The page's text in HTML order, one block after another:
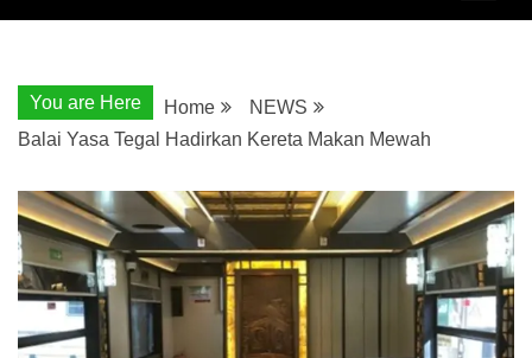
You are Here Home
NEWS
Balai Yasa Tegal Hadirkan Kereta Makan Mewah